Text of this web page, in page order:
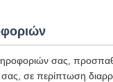
σας,
σε περίπτωση